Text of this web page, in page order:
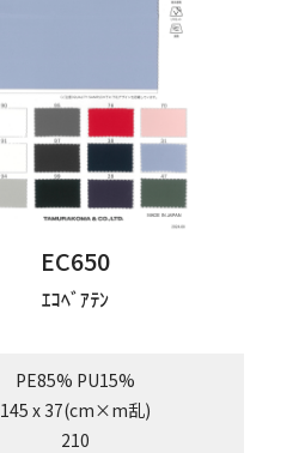
EC650
ｴｺﾍﾞｱﾃﾝ
PE85% PU15%
145 x 37(cm×m乱)
210